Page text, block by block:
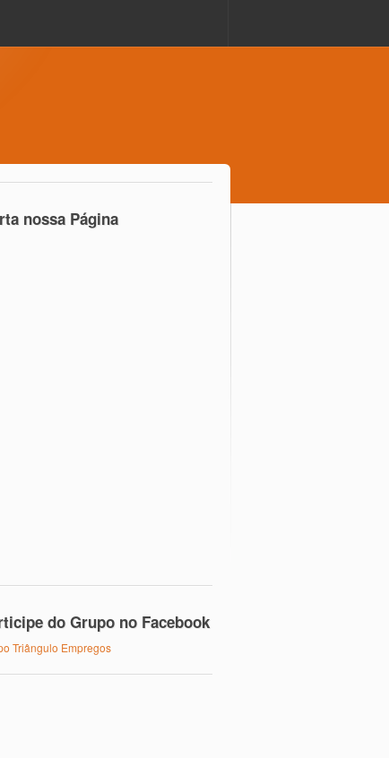
nossa Página
do Grupo no Facebook
Triângulo Empregos